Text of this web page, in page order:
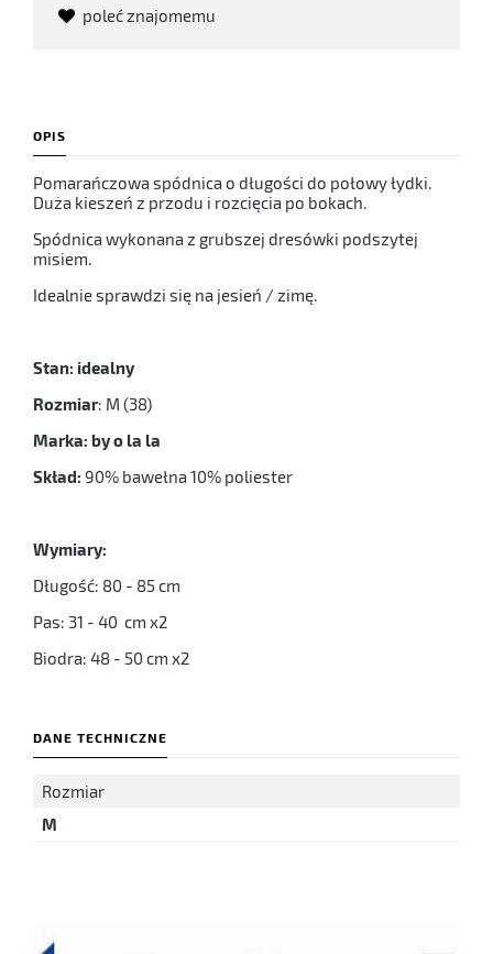
poleć znajomemu
OPIS
Pomarańczowa spódnica o długości do połowy łydki.
Duża kieszeń z przodu i rozcięcia po bokach.
Spódnica wykonana z grubszej dresówki podszytej
misiem.
Idealnie sprawdzi się na jesień / zimę.
Stan: idealny
Rozmiar: M (38)
Marka: by o la la
Skład: 90% bawełna 10% poliester
Wymiary:
Długość: 80 - 85 cm
Pas: 31 - 40 cm x2
Biodra: 48 - 50 cm x2
DANE TECHNICZNE
Rozmiar
M